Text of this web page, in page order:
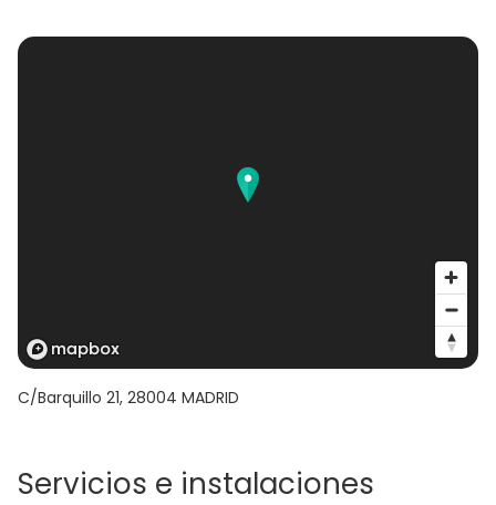
C/Barquillo 21, 28004 MADRID
Servicios e instalaciones